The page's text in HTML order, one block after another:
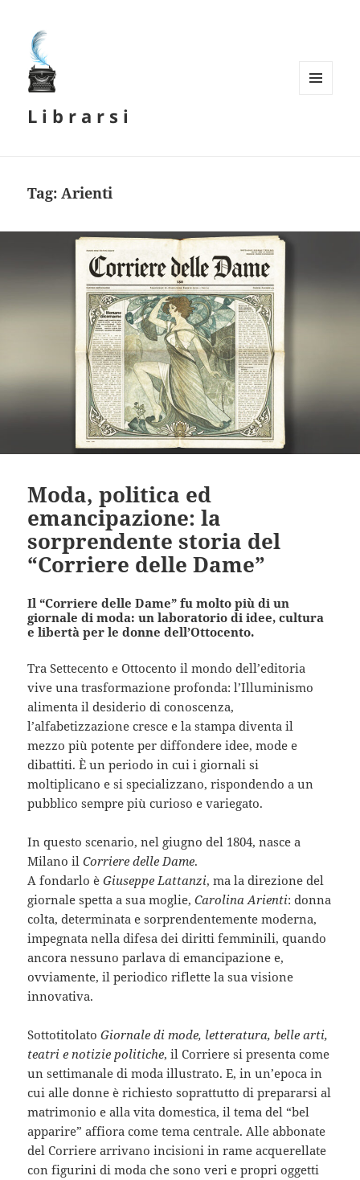
L i b r a r s i
Tag:Arienti
Moda, politica ed
emancipazione: la
sorprendente storia del
“Corriere delle Dame”
Il “Corriere delle Dame” fu molto più di un
giornale di moda: un laboratorio di idee, cultura
e libertà per le donne dell’Ottocento.
Tra Settecento e Ottocento il mondo dell’editoria
vive una trasformazione profonda: l’Illuminismo
alimenta il desiderio di conoscenza,
l’alfabetizzazione cresce e la stampa diventa il
mezzo più potente per diffondere idee, mode e
dibattiti. È un periodo in cui i giornali si
moltiplicano e si specializzano, rispondendo a un
pubblico sempre più curioso e variegato.
In questo scenario, nel giugno del 1804, nasce a
Milano ilCorriere delle Dame.
A fondarlo èGiuseppe Lattanzi, ma la direzione del
giornale spetta a sua moglie,Carolina Arienti: donna
colta, determinata e sorprendentemente moderna,
impegnata nella difesa dei diritti femminili, quando
ancora nessuno parlava di emancipazione e,
ovviamente, il periodico riflette la sua visione
innovativa.
SottotitolatoGiornale di mode, letteratura, belle arti,
teatri e notizie politiche, il Corriere si presenta come
un settimanale di moda illustrato. E, in un’epoca in
cui alle donne è richiesto soprattutto di prepararsi al
matrimonio e alla vita domestica, il tema del “bel
apparire” affiora come tema centrale. Alle abbonate
del Corriere arrivano incisioni in rame acquerellate
con figurini di moda che sono veri e propri oggetti